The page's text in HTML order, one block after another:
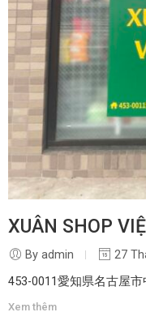
XUÂN SHOP
By admin
27
453-0011愛知県名古屋
Xem thêm